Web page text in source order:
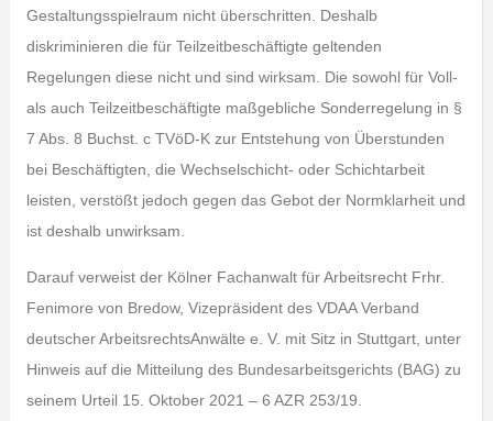
Gestaltungsspielraum nicht überschritten. Deshalb
diskriminieren die für Teilzeitbeschäftigte geltenden
Regelungen diese nicht und sind wirksam. Die sowohl für Voll-
als auch Teilzeitbeschäftigte maßgebliche Sonderregelung in §
7 Abs. 8 Buchst. c TVöD-K zur Entstehung von Überstunden
bei Beschäftigten, die Wechselschicht- oder Schichtarbeit
leisten, verstößt jedoch gegen das Gebot der Normklarheit und
ist deshalb unwirksam.
Darauf verweist der Kölner Fachanwalt für Arbeitsrecht Frhr.
Fenimore von Bredow, Vizepräsident des VDAA Verband
deutscher ArbeitsrechtsAnwälte e. V. mit Sitz in Stuttgart, unter
Hinweis auf die Mitteilung des Bundesarbeitsgerichts (BAG) zu
seinem Urteil 15. Oktober 2021 – 6 AZR 253/19.